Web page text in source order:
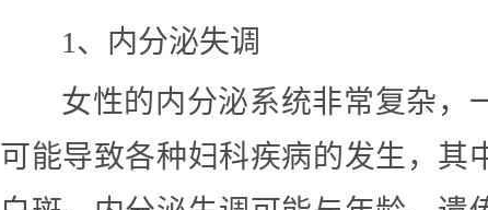
1、内分泌失调
女性的内分泌系统非常复杂，
可能导致各种妇科疾病的发生，其